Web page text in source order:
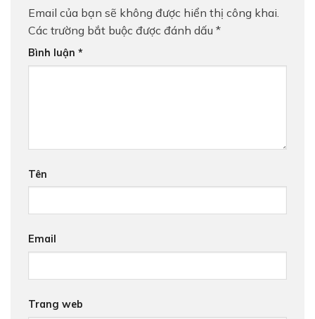
BÁO GIÁ LĂN BÁNH & LÁI
THỬ XE
Nhận báo giá lăn bánh và lái thử xe VinFast
Email của bạn sẽ không được hiển thị công khai.
Các trường bắt buộc được đánh dấu *
Bình luận *
Tên
Email
Trang web